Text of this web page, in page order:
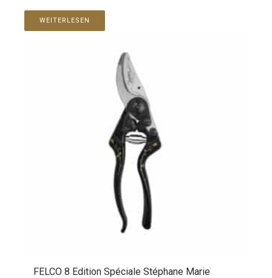
WEITERLESEN
FELCO 8 Edition Spéciale Stéphane Marie